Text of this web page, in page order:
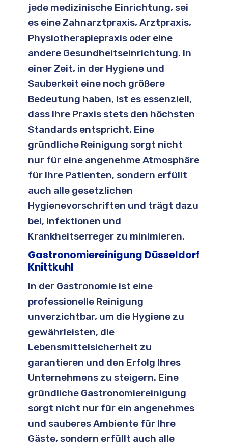
jede medizinische Einrichtung, sei
es eine Zahnarztpraxis, Arztpraxis,
Physiotherapiepraxis oder eine
andere Gesundheitseinrichtung. In
einer Zeit, in der Hygiene und
Sauberkeit eine noch größere
Bedeutung haben, ist es essenziell,
dass Ihre Praxis stets den höchsten
Standards entspricht. Eine
gründliche Reinigung sorgt nicht
nur für eine angenehme Atmosphäre
für Ihre Patienten, sondern erfüllt
auch alle gesetzlichen
Hygienevorschriften und trägt dazu
bei, Infektionen und
Krankheitserreger zu minimieren.
Gastronomiereinigung Düsseldorf
Knittkuhl
In der Gastronomie ist eine
professionelle Reinigung
unverzichtbar, um die Hygiene zu
gewährleisten, die
Lebensmittelsicherheit zu
garantieren und den Erfolg Ihres
Unternehmens zu steigern. Eine
gründliche Gastronomiereinigung
sorgt nicht nur für ein angenehmes
und sauberes Ambiente für Ihre
Gäste, sondern erfüllt auch alle